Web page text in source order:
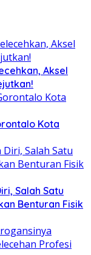
Aksel
Kota
Salah Satu
Benturan Fisik